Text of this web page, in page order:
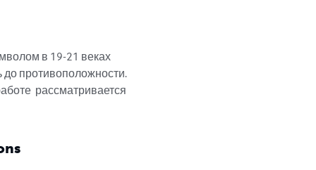
в 19-21 веках
до противоположности.
рассматривается